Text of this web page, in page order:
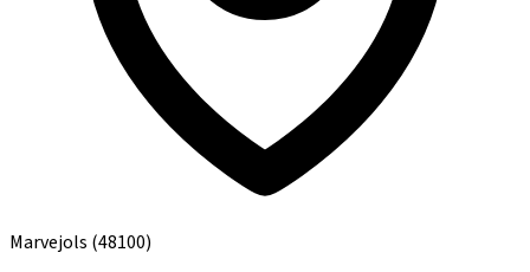
Marvejols (48100)